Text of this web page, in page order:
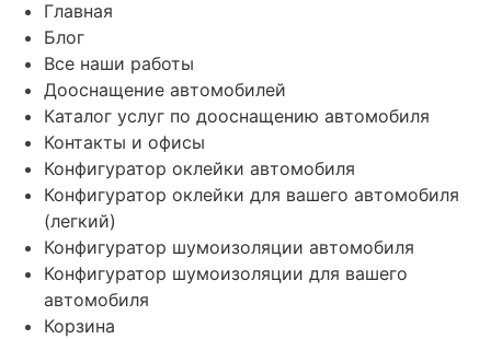
Главная
Блог
Все наши работы
Дооснащение автомобилей
Каталог услуг по дооснащению автомобиля
Контакты и офисы
Конфигуратор оклейки автомобиля
Конфигуратор оклейки для вашего автомобиля
(легкий)
Конфигуратор шумоизоляции автомобиля
Конфигуратор шумоизоляции для вашего
автомобиля
Корзина